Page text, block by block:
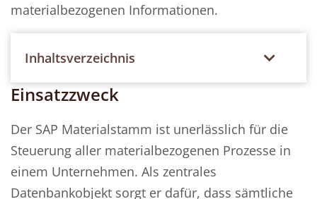
materialbezogenen Informationen.
Inhaltsverzeichnis
Einsatzzweck
Der SAP Materialstamm ist unerlässlich für die
Steuerung aller materialbezogenen Prozesse in
einem Unternehmen. Als zentrales
Datenbankobjekt sorgt er dafür, dass sämtliche